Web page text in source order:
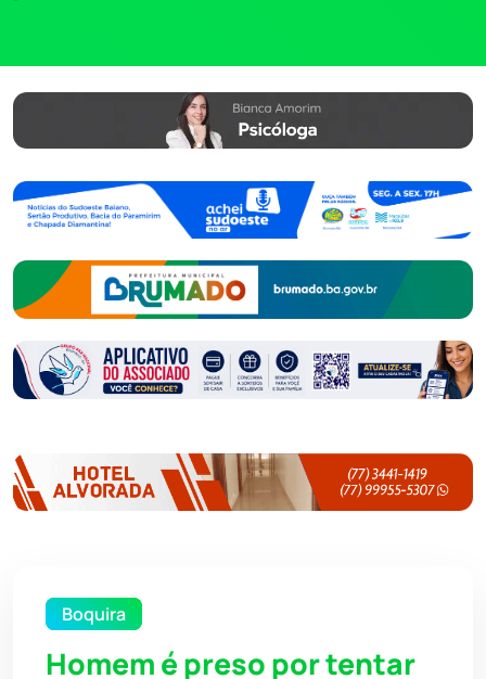
Boquira
Homem é preso por tentar